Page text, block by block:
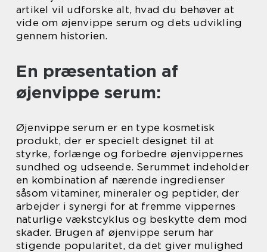
artikel vil udforske alt, hvad du behøver at
vide om øjenvippe serum og dets udvikling
gennem historien.
En præsentation af
øjenvippe serum:
Øjenvippe serum er en type kosmetisk
produkt, der er specielt designet til at
styrke, forlænge og forbedre øjenvippernes
sundhed og udseende. Serummet indeholder
en kombination af nærende ingredienser
såsom vitaminer, mineraler og peptider, der
arbejder i synergi for at fremme vippernes
naturlige vækstcyklus og beskytte dem mod
skader. Brugen af øjenvippe serum har
stigende popularitet, da det giver mulighed